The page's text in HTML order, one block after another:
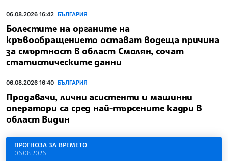
06.08.2026 16:42 БЪЛГАРИЯ
Болестите на органите на
кръвообращението остават водеща причина
за смъртност в област Смолян, сочат
статистическите данни
06.08.2026 16:40 БЪЛГАРИЯ
Продавачи, лични асистенти и машинни
оператори са сред най-търсените кадри в
област Видин
ПРОГНОЗА ЗА ВРЕМЕТО
06.08.2026